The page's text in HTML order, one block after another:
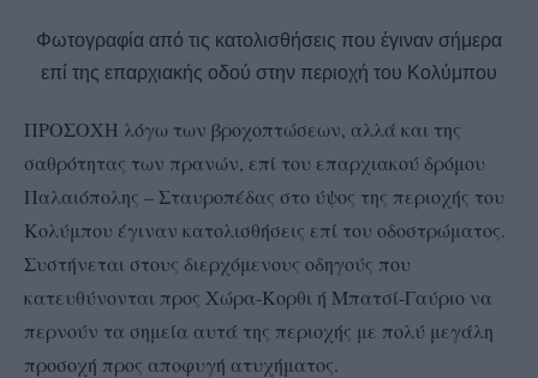
Φωτογραφία από τις κατολισθήσεις που έγιναν σήμερα
επί της επαρχιακής οδού στην περιοχή του Κολύμπου
ΠΡΟΣΟΧΗ λόγω των βροχοπτώσεων, αλλά και της
σαθρότητας των πρανών, επί του επαρχιακού δρόμου
Παλαιόπολης – Σταυροπέδας στο ύψος της περιοχής του
Κολύμπου έγιναν κατολισθήσεις επί του οδοστρώματος.
Συστήνεται στους διερχόμενους οδηγούς που
κατευθύνονται προς Χώρα-Κορθι ή Μπατσί-Γαύριο να
περνούν τα σημεία αυτά της περιοχής με πολύ μεγάλη
προσοχή προς αποφυγή ατυχήματος.